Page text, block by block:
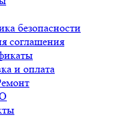
безопасности
соглашения
и оплата